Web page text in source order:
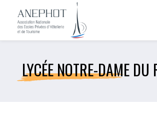
LYCÉE NOTRE-DAME DU